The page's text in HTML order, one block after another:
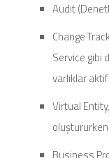
Audit
Change
Service gibi
varlıklar
Virtual